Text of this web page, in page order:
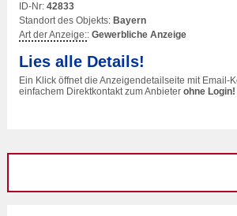
ID-Nr: 42833
Standort des Objekts: Bayern
Art der Anzeige:: Gewerbliche Anzeige
Lies alle Details!
Ein Klick öffnet die Anzeigendetailseite mit Email-
einfachem Direktkontakt zum Anbieter ohne Login!